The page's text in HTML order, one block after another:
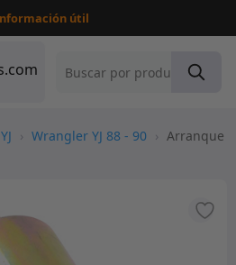
útil
› Wrangler YJ 88 - 90 › Arranque